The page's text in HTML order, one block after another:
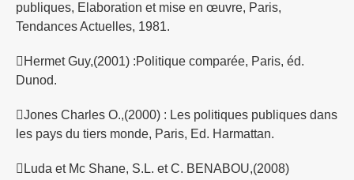
publiques, Elaboration et mise en œuvre, Paris,
Tendances Actuelles, 1981.
Hermet Guy,(2001) :Politique comparée, Paris, éd.
Dunod.
Jones Charles O.,(2000) : Les politiques publiques dans
les pays du tiers monde, Paris, Ed. Harmattan.
Luda et Mc Shane, S.L. et C. BENABOU,(2008)